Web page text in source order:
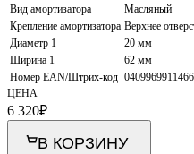
Вид амортизатора
Масляный
Крепление амортизатора Верхнее
Диаметр 1
20 мм
Ширина 1
62 мм
Номер EAN/Штрих-код
ЦЕНА
6 320₽
В КОРЗИНУ